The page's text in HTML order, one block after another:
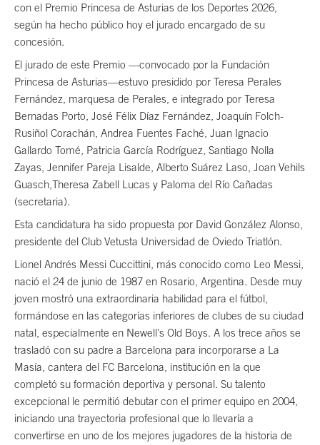
con el Premio Princesa de Asturias de los Deportes 2026,
según ha hecho público hoy el jurado encargado de su
concesión.
El jurado de este Premio —convocado por la Fundación
Princesa de Asturias—estuvo presidido por Teresa Perales
Fernández, marquesa de Perales, e integrado por Teresa
Bernadas Porto, José Félix Díaz Fernández, Joaquín Folch-
Rusiñol Corachán, Andrea Fuentes Faché, Juan Ignacio
Gallardo Tomé, Patricia García Rodríguez, Santiago Nolla
Zayas, Jennifer Pareja Lisalde, Alberto Suárez Laso, Joan Vehils
Guasch,Theresa Zabell Lucas y Paloma del Río Cañadas
(secretaria).
Esta candidatura ha sido propuesta por David González Alonso,
presidente del Club Vetusta Universidad de Oviedo Triatlón.
Lionel Andrés Messi Cuccittini, más conocido como Leo Messi,
nació el 24 de junio de 1987 en Rosario, Argentina. Desde muy
joven mostró una extraordinaria habilidad para el fútbol,
formándose en las categorías inferiores de clubes de su ciudad
natal, especialmente en Newell's Old Boys. A los trece años se
trasladó con su padre a Barcelona para incorporarse a La
Masía, cantera del FC Barcelona, institución en la que
completó su formación deportiva y personal. Su talento
excepcional le permitió debutar con el primer equipo en 2004,
iniciando una trayectoria profesional que lo llevaría a
convertirse en uno de los mejores jugadores de la historia de